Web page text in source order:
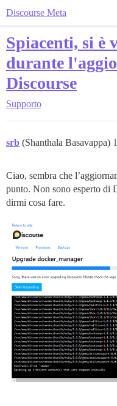
Discourse Meta
Spiacenti, si è
durante
Discourse
Supporto
srb (Shanthala Basavappa) 1
Ciao, sembra che
punto. Non sono esperto di
dirmi cosa fare.